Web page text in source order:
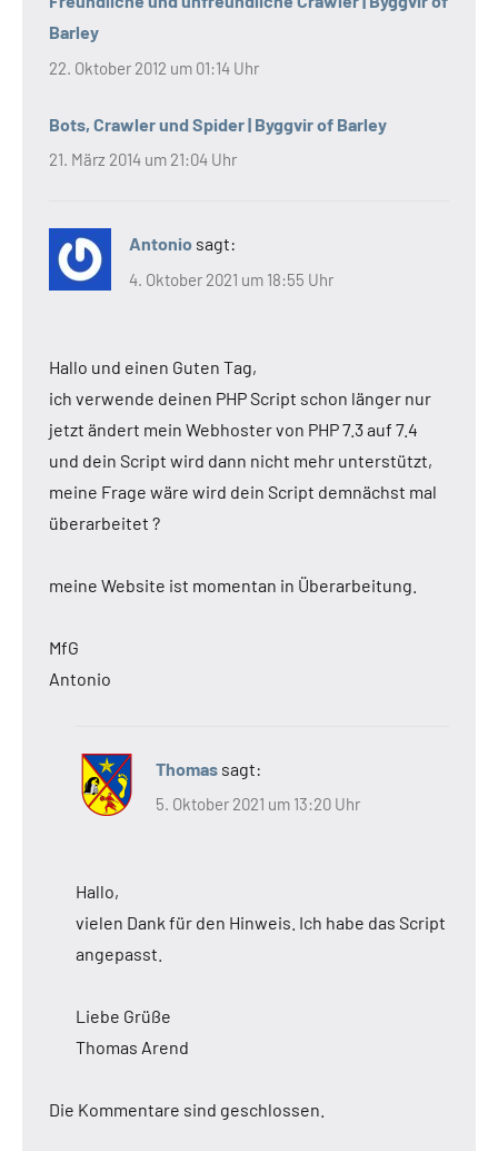
Barley
22. Oktober 2012 um 01:14 Uhr
Bots, Crawler und Spider | Byggvir of Barley
21. März 2014 um 21:04 Uhr
Antonio sagt:
4. Oktober 2021 um 18:55 Uhr
Hallo und einen Guten Tag,
ich verwende deinen PHP Script schon länger nur
jetzt ändert mein Webhoster von PHP 7.3 auf 7.4
und dein Script wird dann nicht mehr unterstützt,
meine Frage wäre wird dein Script demnächst mal
überarbeitet ?
meine Website ist momentan in Überarbeitung.
MfG
Antonio
Thomas sagt:
5. Oktober 2021 um 13:20 Uhr
Hallo,
vielen Dank für den Hinweis. Ich habe das Script
angepasst.
Liebe Grüße
Thomas Arend
Die Kommentare sind geschlossen.